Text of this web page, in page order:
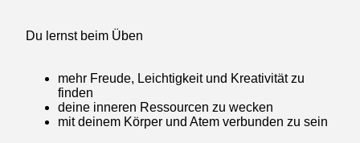
Du lernst beim Üben
mehr Freude, Leichtigkeit und Kreativität zu
finden
deine inneren Ressourcen zu wecken
mit deinem Körper und Atem verbunden zu sein